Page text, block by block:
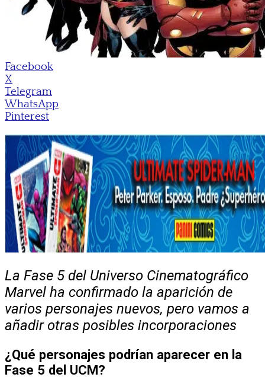
Facebook
X
Telegram
WhatsApp
Pinterest
La Fase 5 del Universo Cinematográfico
Marvel ha confirmado la aparición de
varios personajes nuevos, pero vamos a
añadir otras posibles incorporaciones
¿Qué personajes podrían aparecer en la
Fase 5 del UCM?